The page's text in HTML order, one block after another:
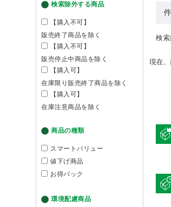
検索除外する商品
【購入不可】
販売終了商品を除く
【購入不可】
販売停止中商品を除く
【購入可】
在庫限り販売終了商品を除く
【購入可】
在庫注意商品を除く
商品の種類
スマートバリュー
値下げ商品
お得パック
環境配慮商品
検
現在、